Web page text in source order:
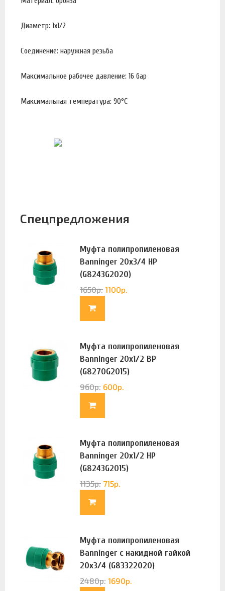
Диаметр: 1х1/2
Соединение: наружная резьба
Максимальное рабочее давление: 16 бар
Максимальная температура: 90°С
Спецпредложения
Муфта полипропиленовая
Banninger 20х3/4 НР
(G8243G2020)
1650р. 1100р.
Муфта полипропиленовая
Banninger 20х1/2 ВР
(G8270G2015)
960р. 600р.
Муфта полипропиленовая
Banninger 20х1/2 НР
(G8243G2015)
1135р. 715р.
Муфта полипропиленовая
Banninger с накидной гайкой
20х3/4 (G83322020)
2480р. 1690р.